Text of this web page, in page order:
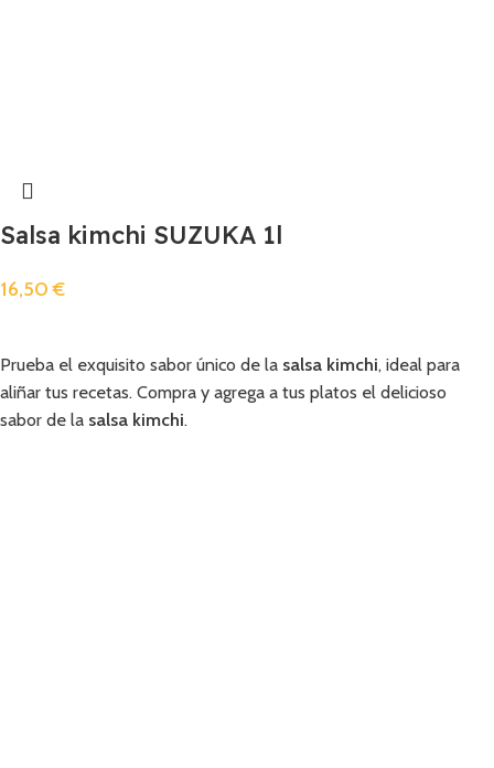
Salsa kimchi SUZUKA 1l
16,50€
Prueba el exquisito sabor único de la salsa kimchi, ideal para
aliñar tus recetas. Compra y agrega a tus platos el delicioso
sabor de la salsa kimchi.